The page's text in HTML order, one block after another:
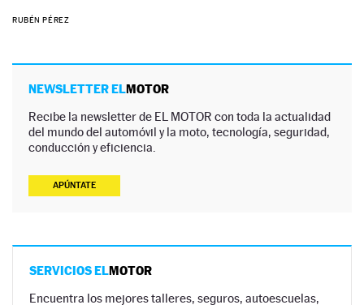
RUBÉN PÉREZ
NEWSLETTER ELMOTOR
Recibe la newsletter de EL MOTOR con toda la actualidad
del mundo del automóvil y la moto, tecnología, seguridad,
conducción y eficiencia.
APÚNTATE
SERVICIOS ELMOTOR
Encuentra los mejores talleres, seguros, autoescuelas,